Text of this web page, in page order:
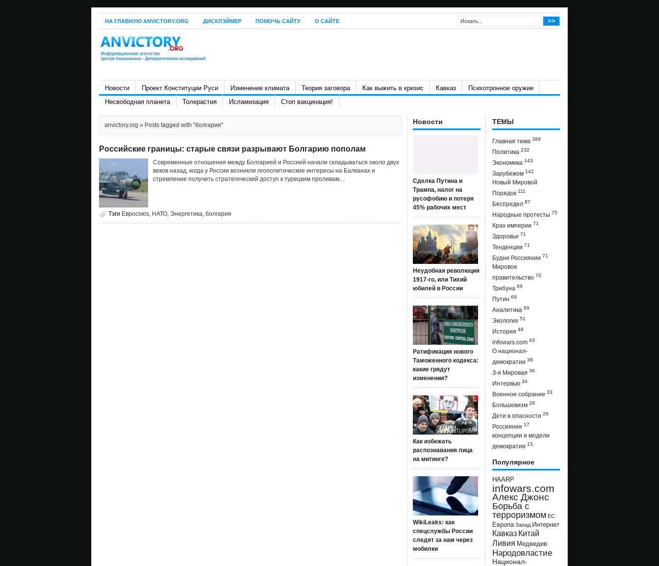
НА ГЛАВНУЮ ANVICTORY.ORG ДИСКЛЭЙМЕР ПОМОЧЬ САЙТУ О САЙТЕ
Новости Проект Конституции Руси Изменение климата Теория заговора Как выжить в кризис Кавказ
Психотронное оружие
Несвободная планета
Толерастия Исламизация Стоп вакцинация!
anvictory.org » Posts tagged with "болгария"
Российские границы: старые связи разрывают Болгарию пополам
Современные отношения между Болгарией и Россией начали складываться около двух
веков назад, когда у России возникли геополитические интересы на Балканах и
стремление получить стратегический доступ к турецким проливам....
Тэги Евросоюз, НАТО, Энергетика, болгария
Новости
Сделка Путина и
Трампа, налог на
русофобию и потеря
45% рабочих мест
Неудобная революция
1917-го, или Тихий
юбилей в России
Ратификация нового
Таможенного кодекса:
какие грядут
изменения?
Как избежать
распознавания лица
на митинге?
WikiLeaks: как
спецслужбы России
следят за нам через
мобилки
ТЕМЫ
Главная тема 388
Политика 232
Экономика 143
Зарубежом 142
Новый Мировой
Порядок 111
Беспредел 87
Народные протесты 75
Крах империи 71
Здоровье 71
Тенденции 71
Будни Россиянии 71
Мировое
правительство 70
Трибуна 69
Путин 69
Аналитика 69
Экология 51
История 48
infowars.com 43
О национал-
демократии 38
З-я Мировая 36
Интервью 34
Военное собрание 33
Большевизм 28
Дети в опасности 26
Россияния 17
концепции и модели
демократии 15
Популярное
HAARP
infowars.com
Алекс Джонс
Борьба с
терроризмом ЕС
Европа Запад Интернет
Кавказ Китай
Ливия Медведев
Народовластие
Национал-